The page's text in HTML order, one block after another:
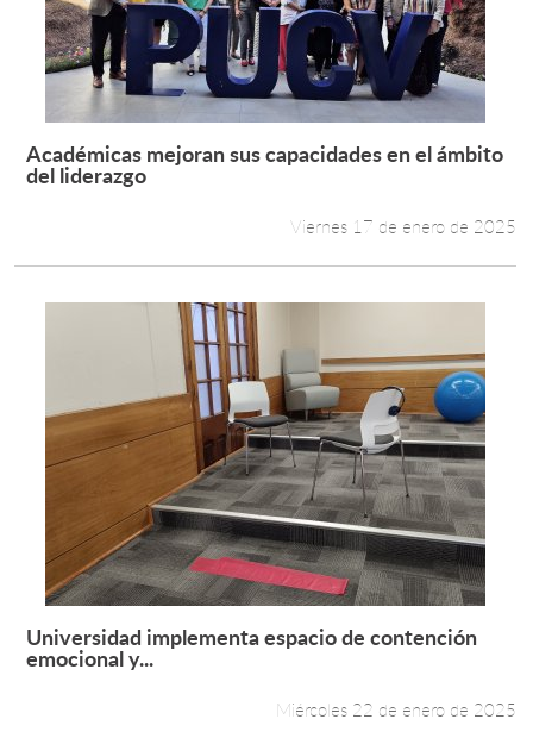
Leer más +
Académicas mejoran sus capacidades en el ámbito
del liderazgo
Viernes 17 de enero de 2025
Leer más +
Universidad implementa espacio de contención
emocional y...
Miércoles 22 de enero de 2025